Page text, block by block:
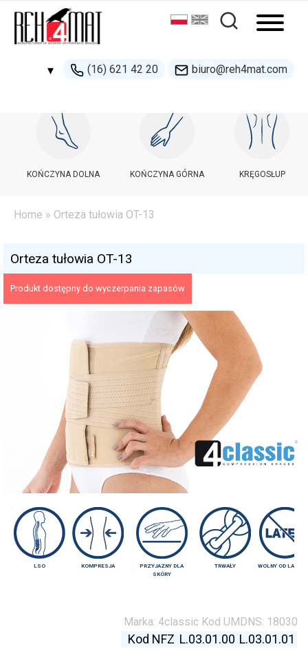
▾ (16) 621 42 20 biuro@reh4mat.com
500 132 274
handel@reh4mat.com
KOŃCZYNA DOLNA KOŃCZYNA GÓRNA KRĘGOSŁUP
Home » Orteza tułowia OT-13
Orteza tułowia OT-13
Produkt dostępny do wyczerpania zapasów
LSO KOMPRESJA
PRZYJAZNY DLA
SKÓRY
TRWAŁY WOLNY OD
Marka: 4classic Kod UMDNS: 18030
Kod NFZ L.03.01.00 L.03.01.01